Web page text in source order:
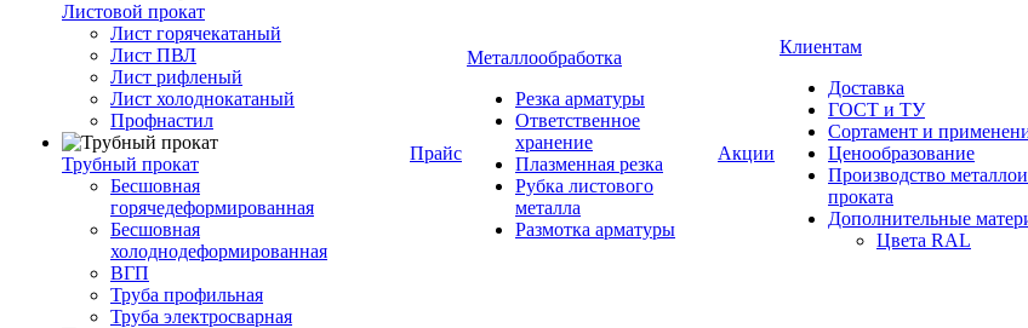
Листовой прокат
Лист горячекатаный
Лист ПВЛ
Лист рифленый
Лист холоднокатаный
Профнастил
Трубный прокат
Бесшовная
горячедеформированная
Бесшовная
холоднодеформированная
ВГП
Труба профильная
Труба электросварная
Прайс
Металлообработка
Резка арматуры
Ответственное
хранение
Плазменная резка
Рубка листового
металла
Размотка арматуры
Акции
Клиентам
Доставка
ГОСТ и ТУ
Сортамент и
Ценообразование
Производство
проката
Дополнительные
Цвета RAL